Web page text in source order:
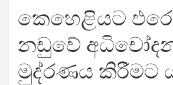
කෙහෙළියට
නඩුවේ
මුද්රණය කිරීමට